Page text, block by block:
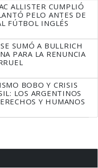
ALLISTER CUMPLIÓ
PELO ANTES DE
FÚTBOL INGLÉS
SUMÓ A BULLRICH
PARA LA RENUNCIA
BOBO Y CRISIS
LOS ARGENTINOS
Y HUMANOS